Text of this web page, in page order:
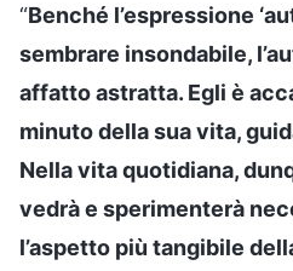
“Benché l’espressione
sembrare insondabile,
affatto astratta. Egli è
minuto della sua vita,
Nella vita quotidiana,
vedrà e sperimenterà
l’aspetto più tangibile